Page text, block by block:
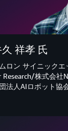
祥孝 氏
ロン サイニック
Research/株式会社
法人AIロボット協